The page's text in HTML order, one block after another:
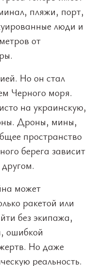
пляжи, порт,
люди и
от
Но он стал
Черного моря.
на украинскую,
Дроны, мины,
пространство
берега зависит
может
ракетой или
без экипажа,
ошибкой
Но даже
реальность.